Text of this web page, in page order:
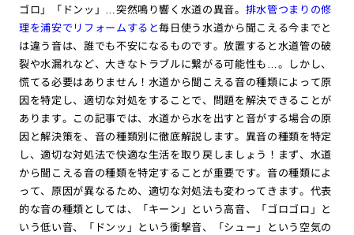
ゴロ」「ドンッ」…突然鳴り響く水道の異音。 排水管つまりの修
理を浦安でリフォームすると毎日使う水道から聞こえる今までと
は違う音は、誰でも不安になるものです。放置すると水道管の破
裂や水漏れなど、大きなトラブルに繋がる可能性も…。しかし、
慌てる必要はありません！水道から聞こえる音の種類によって原
因を特定し、適切な対処をすることで、問題を解決できることが
あります。この記事では、水道から水を出すと音がする場合の原
因と解決策を、音の種類別に徹底解説します。異音の種類を特定
し、適切な対処法で快適な生活を取り戻しましょう！まず、水道
から聞こえる音の種類を特定することが重要です。音の種類によ
って、原因が異なるため、適切な対処法も変わってきます。代表
的な音の種類としては、「キーン」という高音、「ゴロゴロ」と
いう低い音、「ドンッ」という衝撃音、「シュー」という空気の